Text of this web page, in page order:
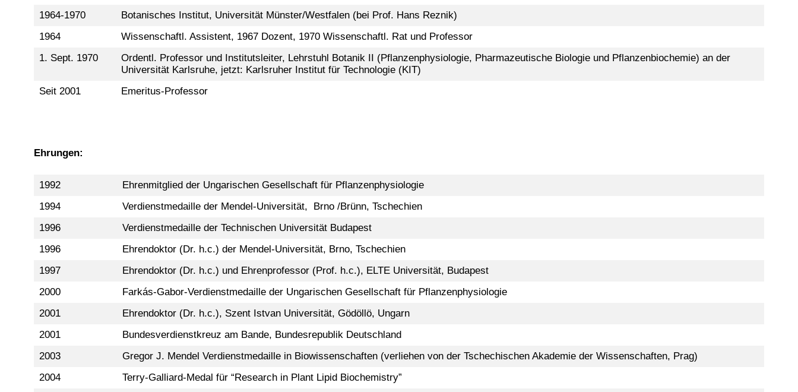
1964-1970
Botanisches Institut, Universität Münster/Westfalen (bei Prof. Hans Reznik)
1964
Wissenschaftl. Assistent, 1967 Dozent, 1970 Wissenschaftl. Rat und Professor
1. Sept. 1970
Ordentl. Professor und Institutsleiter, Lehrstuhl Botanik II (Pflanzenphysiologie, Pharmazeutische Biologie und Pflanzenbiochemie) an der
Universität Karlsruhe, jetzt: Karlsruher Institut für Technologie (KIT)
Seit 2001
Emeritus-Professor
Ehrungen:
1992
Ehrenmitglied der Ungarischen Gesellschaft für Pflanzenphysiologie
1994
Verdienstmedaille der Mendel-Universität, Brno /Brünn, Tschechien
1996
Verdienstmedaille der Technischen Universität Budapest
1996
Ehrendoktor (Dr. h.c.) der Mendel-Universität, Brno, Tschechien
1997
Ehrendoktor (Dr. h.c.) und Ehrenprofessor (Prof. h.c.), ELTE Universität, Budapest
2000
Farkás-Gabor-Verdienstmedaille der Ungarischen Gesellschaft für Pflanzenphysiologie
2001
Ehrendoktor (Dr. h.c.), Szent Istvan Universität, Gödöllö, Ungarn
2001
Bundesverdienstkreuz am Bande, Bundesrepublik Deutschland
2003
Gregor J. Mendel Verdienstmedaille in Biowissenschaften (verliehen von der Tschechischen Akademie der Wissenschaften, Prag)
2004
Terry-Galliard-Medal für “Research in Plant Lipid Biochemistry”